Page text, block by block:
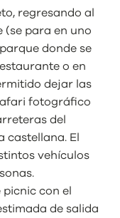
regresando al
(se para en uno
donde se
o en
dejar las
fotográfico
del
castellana. El
vehículos
con el
de salida